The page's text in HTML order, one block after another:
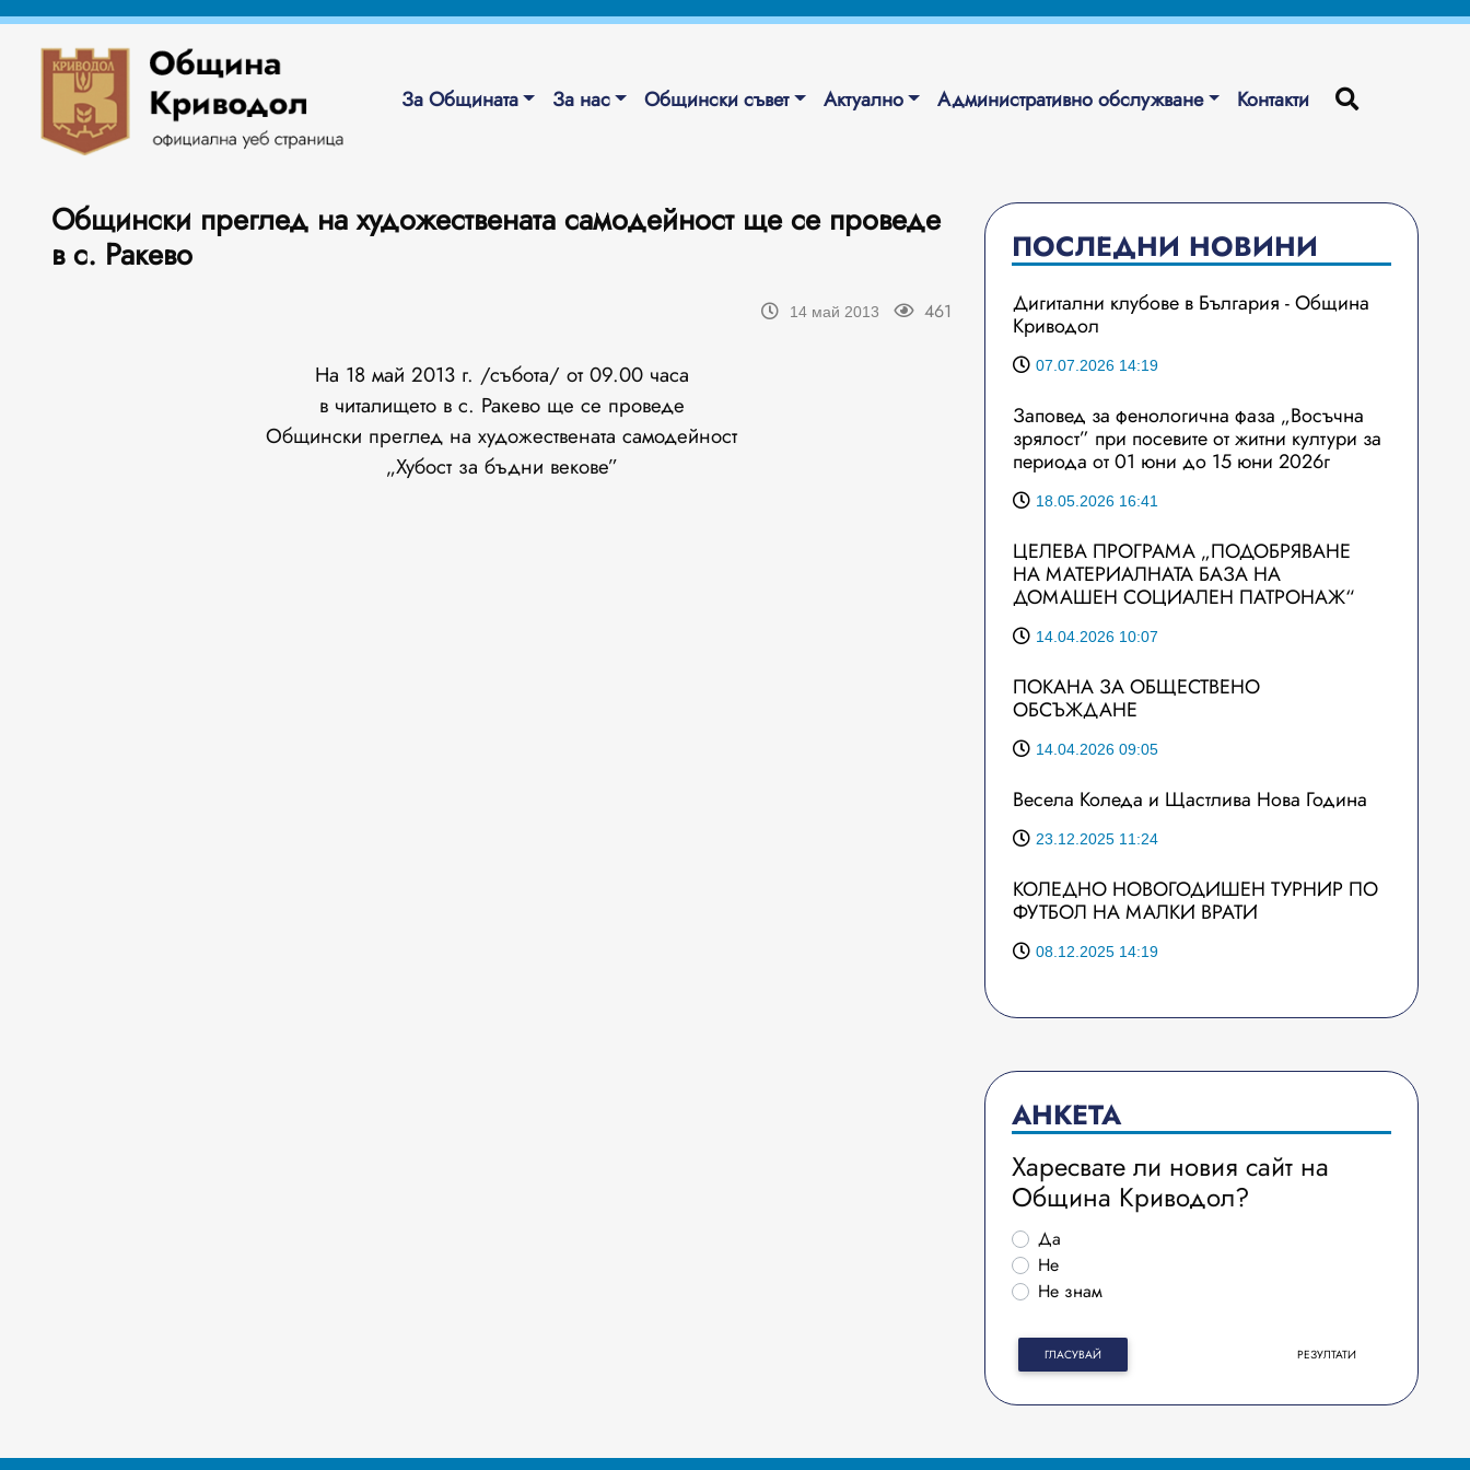
За Общината За нас Общински съвет Актуално Административно обслужване Контакти
Общински преглед на художествената самодейност ще се проведе
в с. Ракево
14 май 2013 461
На 18 май 2013 г. /събота/ от 09.00 часа
в читалището в с. Ракево ще се проведе
Общински преглед на художествената самодейност
„Хубост за бъдни векове”
ПОСЛЕДНИ НОВИНИ
Дигитални клубове в България - Община
Криводол
07.07.2026 14:19
Заповед за фенологична фаза „Восъчна
зрялост” при посевите от житни култури за
периода от 01 юни до 15 юни 2026г
18.05.2026 16:41
ЦЕЛЕВА ПРОГРАМА „ПОДОБРЯВАНЕ
НА МАТЕРИАЛНАТА БАЗА НА
ДОМАШЕН СОЦИАЛЕН ПАТРОНАЖ“
14.04.2026 10:07
ПОКАНА ЗА ОБЩЕСТВЕНО
ОБСЪЖДАНЕ
14.04.2026 09:05
Весела Коледа и Щастлива Нова Година
23.12.2025 11:24
КОЛЕДНО НОВОГОДИШЕН ТУРНИР ПО
ФУТБОЛ НА МАЛКИ ВРАТИ
08.12.2025 14:19
АНКЕТА
Харесвате ли новия сайт на
Община Криводол?
Да
Не
Не знам
ГЛАСУВАЙ РЕЗУЛТАТИ